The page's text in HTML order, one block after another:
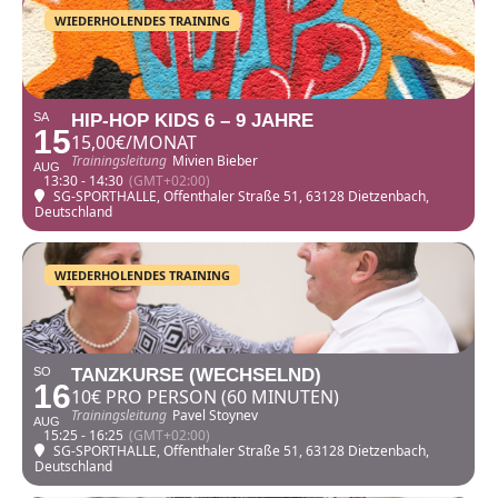
SA
15
AUG
HIP-HOP KIDS 6 – 9 JAHRE
15,00€/MONAT
Trainingsleitung Mivien Bieber
13:30 - 14:30 (GMT+02:00)
SG-SPORTHALLE, Offenthaler Straße 51, 63128 Dietzenbach,
Deutschland
WIEDERHOLENDES TRAINING
SO
16
AUG
TANZKURSE (WECHSELND)
10€ PRO PERSON (60 MINUTEN)
Trainingsleitung Pavel Stoynev
15:25 - 16:25 (GMT+02:00)
SG-SPORTHALLE, Offenthaler Straße 51, 63128 Dietzenbach,
Deutschland
WIEDERHOLENDES TRAINING